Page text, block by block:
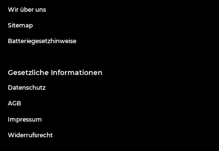
Wir über uns
Sitemap
Batteriegesetzhinweise
Gesetzliche Informationen
Datenschutz
AGB
Impressum
Widerrufsrecht